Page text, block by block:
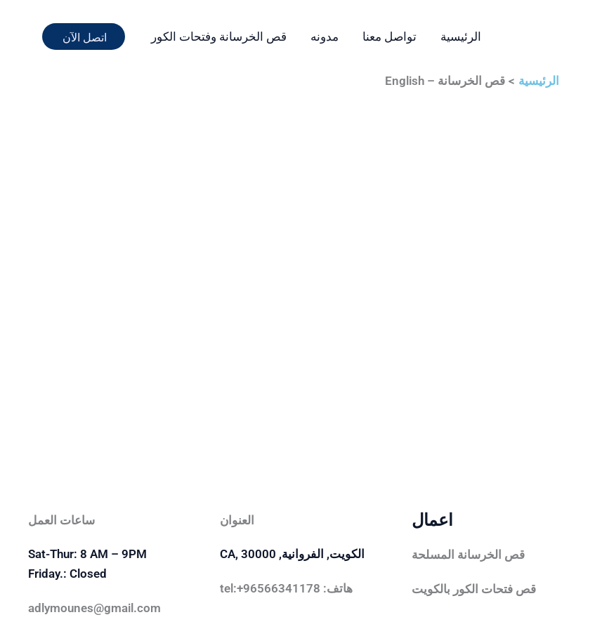
الرئيسية تواصل معنا مدونه قص الخرسانة وفتحات الكور اتصل الآن
الرئيسية قص الخرسانة – English
اعمال
قص الخرسانة المسلحة
قص فتحات الكور بالكويت
العنوان
الكويت, الفروانية, CA, 30000
هاتف: tel:+96566341178
ساعات العمل
Sat-Thur: 8 AM – 9PM
Friday.: Closed
adlymounes@gmail.com